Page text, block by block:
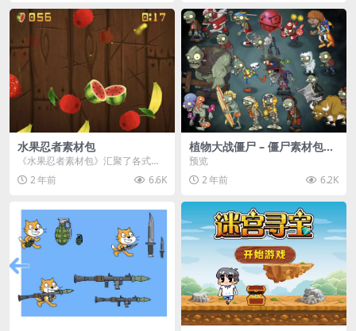
水果忍者素材包
《水果忍者素材包》汇聚了各式鲜
美诱人的水果图像与清脆悦耳的切
割音效，专为追求极致...
2 年前 6.6K
植物大战僵尸 – 僵尸素材包
【可预览】
预览
2 年前
6.2K